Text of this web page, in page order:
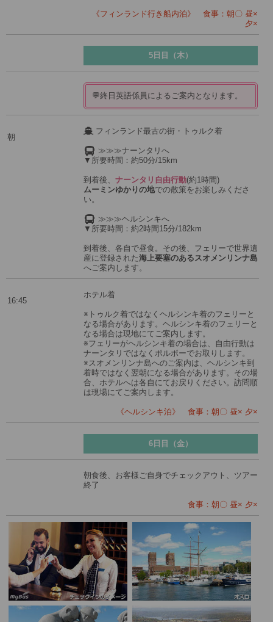
《フィンランド行き船内泊》 食事：朝〇 昼×
夕×
5日目（木）
💬終日英語係員によるご案内となります。
朝
フィンランド最古の街・トゥルク着
≫≫≫ナーンタリへ
▼所要時間：約50分/15km
到着後、 ナーンタリ自由行動(約1時間)
ムーミンゆかりの地での散策をお楽しみくださ
い。
≫≫≫ヘルシンキへ
▼所要時間：約2時間15分/182km
到着後、各自で昼食。その後、フェリーで世界遺
産に登録された海上要塞のあるスオメンリンナ島
へご案内します。
16:45
ホテル着
※トゥルク着ではなくヘルシンキ着のフェリーと
なる場合があります。ヘルシンキ着のフェリーと
なる場合は現地にてご案内します。
※フェリーがヘルシンキ着の場合は、自由行動は
ナーンタリではなくポルボーでお取りします。
※スオメンリンナ島へのご案内は、ヘルシンキ到
着時ではなく翌朝になる場合があります。その場
合、ホテルへは各自にてお戻りください。訪問順
は現場にてご案内します。
《ヘルシンキ泊》 食事：朝〇 昼× 夕×
6日目（金）
朝食後、お客様ご自身でチェックアウト、ツアー
終了
食事：朝〇 昼× 夕×